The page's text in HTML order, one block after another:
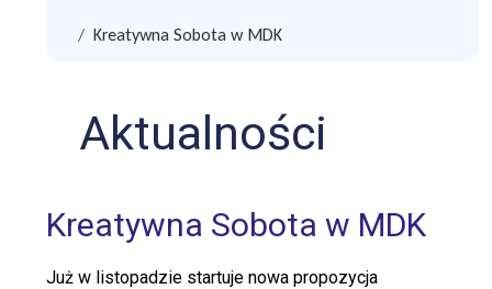
Kreatywna Sobota w MDK
Aktualności
Kreatywna Sobota w MDK
Już w listopadzie startuje nowa propozycja